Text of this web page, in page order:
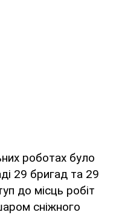
роботах було
29 бригад та 29
до місць робіт
сніжного